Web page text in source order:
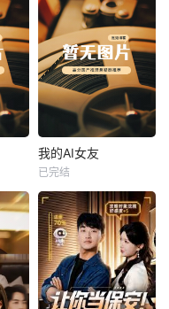
热播
我的AI女友
未知
我的AI女友
已完结